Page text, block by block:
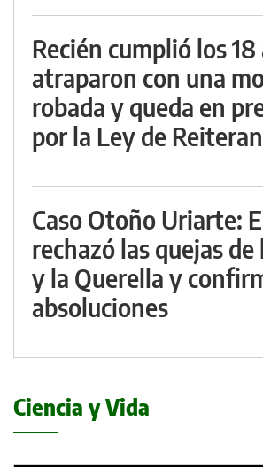
Recién cumplió los
atraparon con una
robada y queda en
por la Ley de
Caso Otoño Uriarte:
rechazó las quejas de
y la Querella y
absoluciones
Ciencia y Vida